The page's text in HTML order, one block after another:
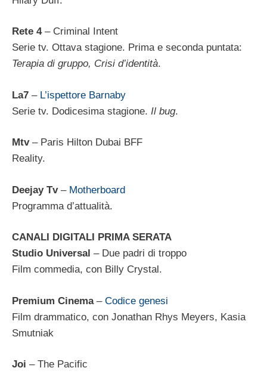
Rete 4– Criminal Intent
Serie tv. Ottava stagione. Prima e seconda puntata:
Terapia di gruppo, Crisi d’identità.
La7 – L’ispettore Barnaby
Serie tv. Dodicesima stagione. Il bug.
Mtv– Paris Hilton Dubai BFF
Reality.
Deejay Tv– Motherboard
Programma d’attualità.
CANALI DIGITALI PRIMA SERATA
Studio Universal – Due padri di troppo
Film commedia, con Billy Crystal.
Premium Cinema– Codice genesi
Film drammatico, con Jonathan Rhys Meyers, Kasia
Smutniak
Joi – The Pacific